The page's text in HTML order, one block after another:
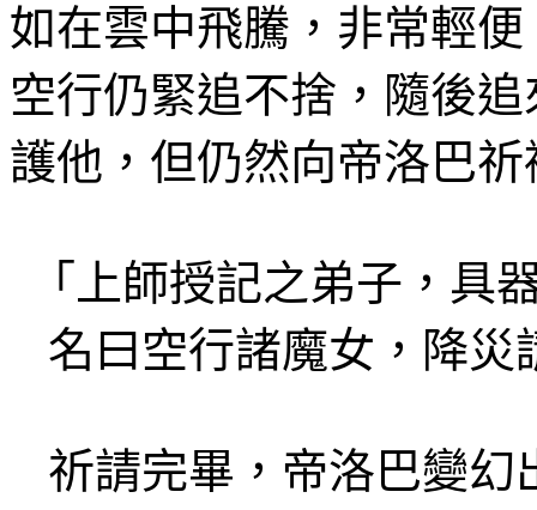
如在雲中飛騰，非常輕
空行仍緊追不捨，隨後
護他，但仍然向帝洛巴祈
「上師授記之 弟子， 具
名曰空行諸魔女， 降災
祈請完畢，帝洛巴變幻